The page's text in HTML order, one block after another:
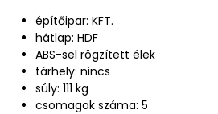
építőipar: KFT.
hátlap: HDF
ABS-sel rögzített élek
tárhely: nincs
súly: 111 kg
csomagok száma: 5